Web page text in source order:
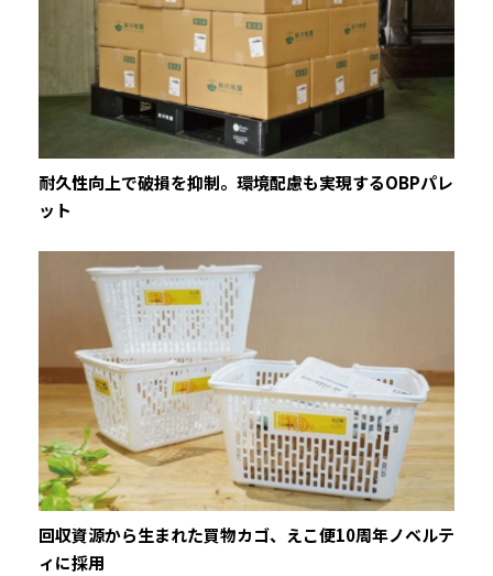
耐久性向上で破損を抑制。環境配慮も実現するOBPパレ
ット
回収資源から生まれた買物カゴ、えこ便10周年ノベルテ
ィに採用